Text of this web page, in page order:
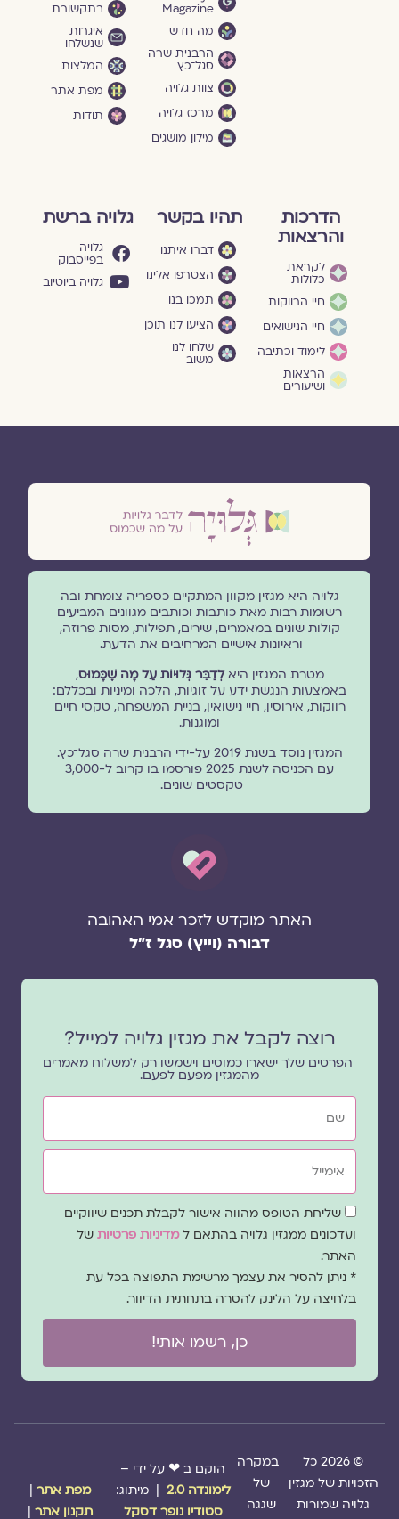
Magazine
מה חדש
הרבנית שרה
סגל־כץ
צוות גלויה
מרכז גלויה
מילון מושגים
בתקשורת
איגרות
שנשלחו
המלצות
מפת אתר
תודות
הדרכות
והרצאות
לקראת
כלולות
חיי הרווקות
חיי הנישואים
לימוד וכתיבה
הרצאות
ושיעורים
תהיו בקשר
דברו איתנו
הצטרפו אלינו
תמכו בנו
הציעו לנו תוכן
שלחו לנו
משוב
גלויה ברשת
גלויה
בפייסבוק
גלויה ביוטיוב
גלויה היא מגזין מקוון המתקיים כספריה צומחת ובה
רשומות רבות מאת כותבות וכותבים מגוונים המביעים
קולות שונים במאמרים, שירים, תפילות, מסות פרוזה,
וראיונות אישיים המרחיבים את הדעת.
מטרת המגזין היאלְדַבֵּר גְּלוּיוֹת עַל מָה שֶׁכָּמוּס,
באמצעות הנגשת ידע על זוגיות, הלכה ומיניות ובכללם:
רווקות, אירוסין, חיי נישואין, בניית המשפחה, טקסי חיים
ומוגנוּת.
המגזין נוסד בשנת 2019 על-ידי הרבנית שרה סגל־כץ.
עם הכניסה לשנת 2025 פורסמו בו קרוב ל-3,000
טקסטים שונים.
האתר מוקדש לזכר אמי האהובה
דבורה (וייץ) סגל ז"ל
רוצה לקבל את מגזין גלויה למייל?
הפרטים שלך ישארו כמוסים וישמשו רק למשלוח מאמרים
מהמגזין מפעם לפעם.
שם
אימייל
שדהשליחת הטופס מהווה אישור לקבלת תכנים שיווקיים
ועדכונים ממגזין גלויה בהתאם ל מדיניות פרטיותשל
האתר.
* ניתן להסיר את עצמך מרשימת התפוצה בכל עת
בלחיצה על הלינק להסרה בתחתית הדיוור.
כן, רשמו אותי!
© 2026 כל
הזכויות של מגזין
גלויה שמורות
במקרה
של
שגגה
הוקם ב ❤ על ידי –
לימונדה 2.0
| מיתוג:
סטודיו נופר דסקל
מפת אתר|
תקנון אתר|